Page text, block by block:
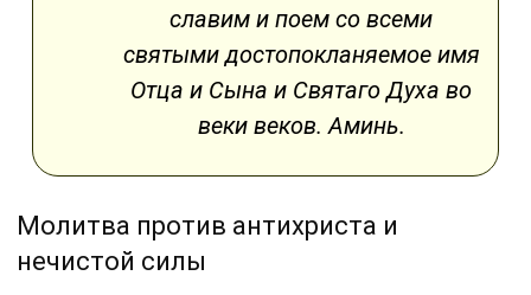
славим и поем со всеми
святыми достопокланяемое имя
Отца и Сына и Святаго Духа во
веки веков. Аминь.
Молитва против антихриста и
нечистой силы